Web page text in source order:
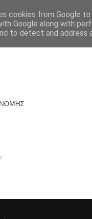
cookies from Google
Google along with
to detect and address